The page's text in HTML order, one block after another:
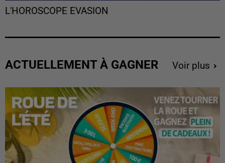
L'HOROSCOPE EVASION
ACTUELLEMENT À GAGNER Voir plus